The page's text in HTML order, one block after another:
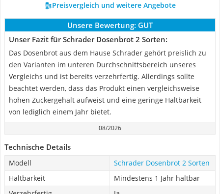
Preisvergleich und weitere Angebote
Unsere Bewertung: GUT
Unser Fazit für Schrader Dosenbrot 2 Sorten:
Das Dosenbrot aus dem Hause Schrader gehört preislich zu
den Varianten im unteren Durchschnittsbereich unseres
Vergleichs und ist bereits verzehrfertig. Allerdings sollte
beachtet werden, dass das Produkt einen vergleichsweise
hohen Zuckergehalt aufweist und eine geringe Haltbarkeit
von lediglich einem Jahr bietet.
08/2026
Technische Details
Modell
Schrader Dosenbrot 2 Sorten
Haltbarkeit
Mindestens 1 Jahr haltbar